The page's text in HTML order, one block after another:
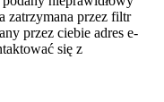
zatrzymana przez filtr
przez ciebie adres e-
się z